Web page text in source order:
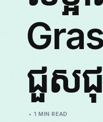
ជួស
1 MIN READ